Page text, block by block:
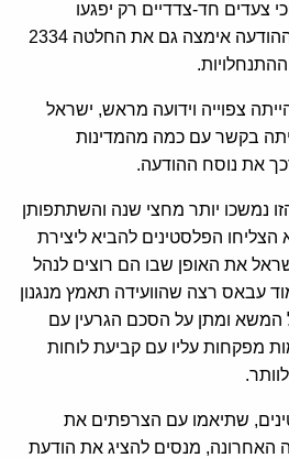
צעדים חד-צדדיים רק יפגעו
באפשרות להגיע לפתרון. ההודעה אימצה גם את החלטה 2334
צפוייה וידועה מראש, ישראל
בקשר עם כמה מהמדינות
את נוסח ההודעה.
נמשכו יותר מחצי שנה והשתתפותן
לא הצליחו הפלסטינים להביא ליצירת
את האופן שבו הם רוצים לנהל
עבאס רצה שהוועידה תאמץ מנגנון
המשא ומתן על הסכם הגרעין עם
מפקחות עליו עם קביעת לוחות
שתיאמו עם הצרפתים את
מנסים להציג את הודעת